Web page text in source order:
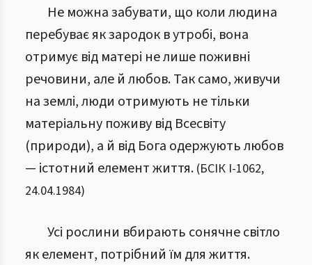
Не можна забувати, що коли людина
перебуває як зародок в утробі, вона
отримує від матері не лише поживні
речовини, але й любов. Так само, живучи
на землі, люди отримують не тільки
матеріальну поживу від Всесвіту
(природи), а й від Бога одержують любов
— істотний елемент життя. (БСІК І-1062,
24.04.1984)
Усі рослини вбирають сонячне світло
як елемент, потрібний їм для життя.